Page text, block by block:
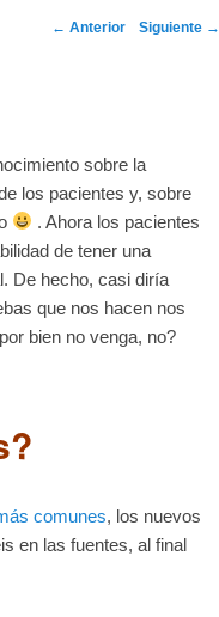
Navegador de
← Anterior Siguiente →
sobre la
los pacientes y, sobre
. Ahora los pacientes
de tener una
De hecho, casi diría
que nos hacen nos
bien no venga, no?
comunes, los nuevos
en las fuentes, al final